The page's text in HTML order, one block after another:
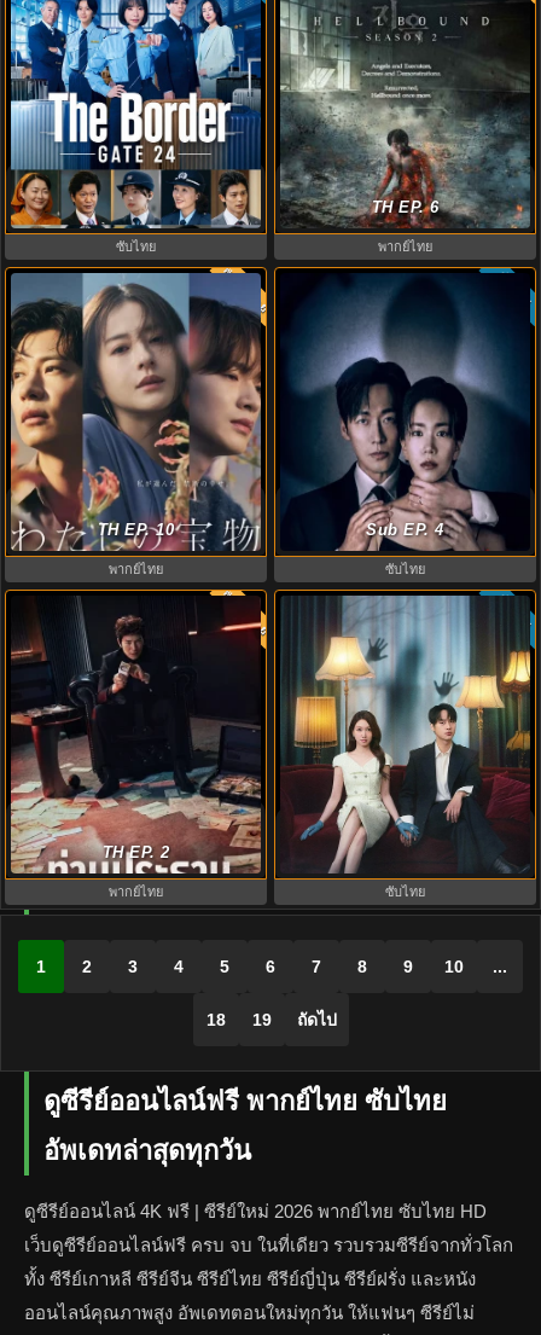
GATE24: หน่วยสกัดภัยข้ามแดน
(2026) ซับไทย EP.1-10
ซับไทย
ทัณฑ์นรก 2 พากย์ไทย (2024)
Hellbound 2 EP.1-6 (จบ)
TH EP. 6
พากย์ไทย
เหนือรักแลกปรารถนา (2023) My
Precious พากย์ไทย EP.1-10 (จบ)
พากย์ไทย
TH EP. 10
พากย์ไทย
The Husband (2026) คืนล่าก่อนหย่า
พากย์ไทย EP1-12 (จบ)
ซับไทย
Sub EP. 4
ซับไทย
The Apartment Job (2026) ท่าน
ประธานกำมะลอ พากย์ไทย ซับไทย
EP1-12
พากย์ไทย
TH EP. 2
พากย์ไทย
Spooky in Love (2026) สะดุดรักกุ๊ก
กุ๊กกู๋ พากย์ไทย ซับไทย EP1-12
ซับไทย
ซับไทย
1 2 3 4 5 6 7 8 9 10 ...
18 19 ถัดไป
ดูซีรีย์ออนไลน์ฟรี พากย์ไทย ซับไทย
อัพเดทล่าสุดทุกวัน
ดูซีรีย์ออนไลน์ 4K ฟรี | ซีรีย์ใหม่ 2026 พากย์ไทย ซับไทย HD
เว็บดูซีรีย์ออนไลน์ฟรี ครบ จบ ในที่เดียว รวบรวมซีรีย์จากทั่วโลก
ทั้ง ซีรีย์เกาหลี ซีรีย์จีน ซีรีย์ไทย ซีรีย์ญี่ปุ่น ซีรีย์ฝรั่ง และหนัง
ออนไลน์คุณภาพสูง อัพเดทตอนใหม่ทุกวัน ให้แฟนๆ ซีรีย์ไม่